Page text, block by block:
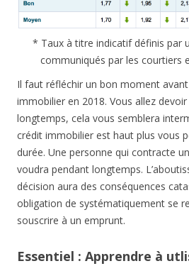
* Taux à titre indicatif définis par
communiqués par les courtiers
Il faut réfléchir un bon moment
immobilier en 2018. Vous allez
longtemps, cela vous semblera
crédit immobilier est haut plus vous
durée. Une personne qui contracte
voudra pendant longtemps.
décision aura des conséquences
obligation de systématiquement se
souscrire à un emprunt.
Essentiel : Apprendre à